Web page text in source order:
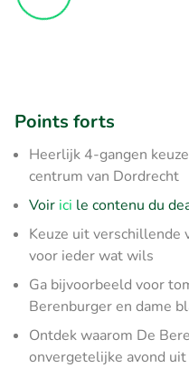
Points forts
Heerlijk 4-gangen
centrum van Dordrecht
Voir ici le contenu du
Keuze uit
voor ieder wat wils
Ga bijvoorbeeld voor
Berenburger en dame
Ontdek waarom De
onvergetelijke avond uit